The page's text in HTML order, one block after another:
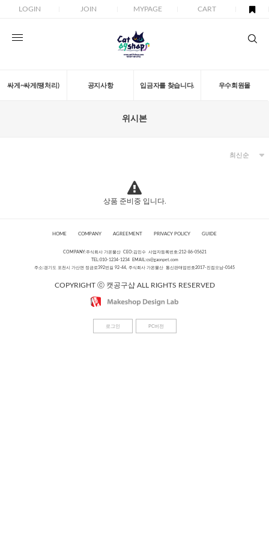
LOGIN JOIN MYPAGE CART
싸게~싸게(땡처리) 공지사항 입금자를 찾습니다. 우수회원몰
위시본
상품 준비중 입니다.
HOME COMPANY AGREEMENT PRIVACY POLICY GUIDE
COMPANY:주식회사 가온물산 CEO:김민수 사업자등록번호:212-86-05621
TEL:010-1234-1234 EMAIL:cs@gaonpet.com
주소:경기도 포천시 가산면 정금로392번길 92-44, 주식회사 가온물산 통신판매업번호2017-진접오남-0145
COPYRIGHT ⓒ 캣공구샵 ALL RIGHTS RESERVED
로그인 PC버전